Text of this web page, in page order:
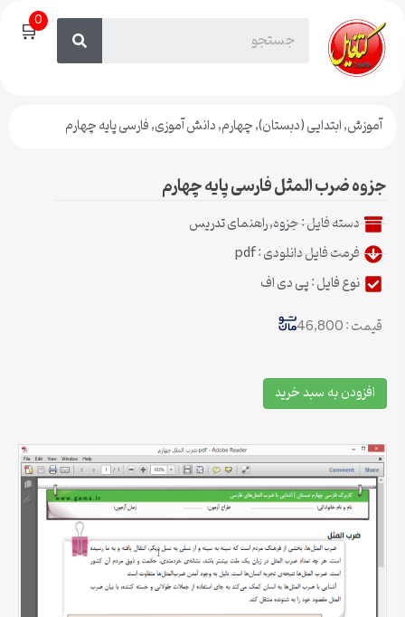
🛒0
آموزش,ابتدایی (دبستان),چهارم,دانش آموزی,فارسی پایه چهارم
جزوه ضرب المثل فارسی پایه چهارم
دسته فایل :جزوه,راهنمای تدریس
فرمت فایل دانلودی : pdf
نوع فایل : پی دی اف
قیمت : 46,800
افزودن به سبد خرید